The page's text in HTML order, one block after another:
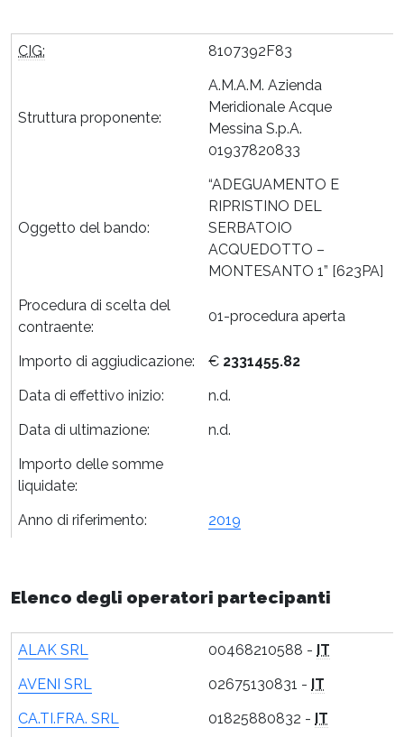
CIG: 8107392F83
Struttura proponente:
A.M.A.M. Azienda
Meridionale Acque
Messina S.p.A.
01937820833
Oggetto del bando:
“ADEGUAMENTO E
RIPRISTINO DEL
SERBATOIO
ACQUEDOTTO –
MONTESANTO 1” [623PA]
Procedura di scelta del
contraente:
01-procedura aperta
Importo di aggiudicazione: € 2331455.82
Data di effettivo inizio:
n.d.
Data di ultimazione:
n.d.
Importo delle somme
liquidate:
Anno di riferimento:
2019
Elenco degli operatori partecipanti
ALAK SRL 00468210588 - IT
AVENI SRL
02675130831 - IT
CA.TI.FRA. SRL
01825880832 - IT